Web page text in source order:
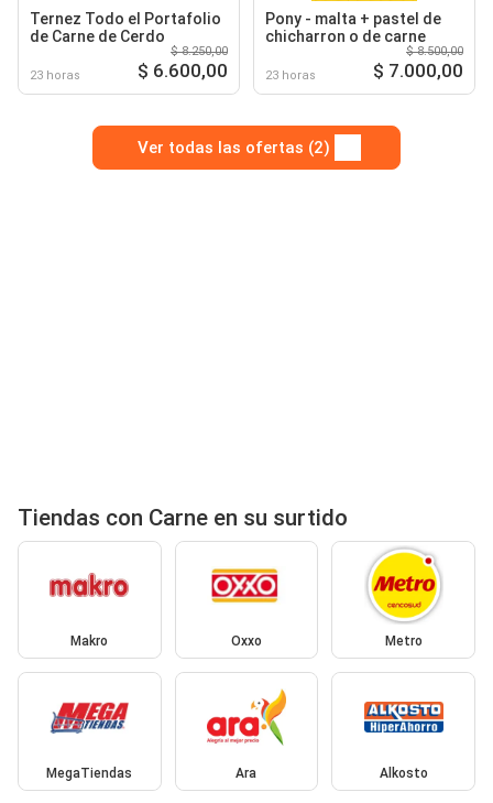
Ternez Todo el Portafolio
de Carne de Cerdo
23 horas
$ 8.250,00
$ 6.600,00
Pony - malta + pastel de
chicharron o de carne
23 horas
$ 8.500,00
$ 7.000,00
Ver todas las ofertas (2)
Tiendas con Carne en su surtido
Makro Oxxo Metro
MegaTiendas Ara Alkosto